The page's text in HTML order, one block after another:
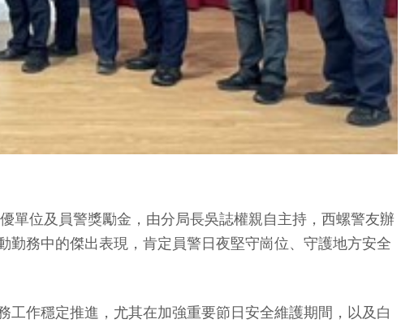
單位及員警獎勵金，由分局長吳誌權親自主持，西螺警友辦
務中的傑出表現，肯定員警日夜堅守崗位、守護地方安全
作穩定推進，尤其在加強重要節日安全維護期間，以及白